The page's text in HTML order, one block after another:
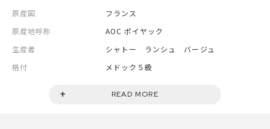
原産国
フランス
原産地呼称
AOC ポイヤック
生産者
シャトー ランシュ バージュ
格付
メドック５級
READ MORE